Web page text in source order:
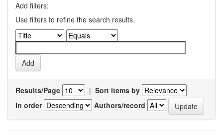
Add filters:
Use filters to refine the search results.
Results/Page | Sort items by
In order
Authors/record